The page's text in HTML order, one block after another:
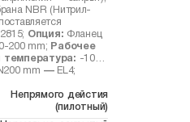
NBR (Нитрил-
Опция: Фланец
200 mm; Рабочее
температура: -10…
mm — EL4;
Непрямого дейстия
(пилотный)